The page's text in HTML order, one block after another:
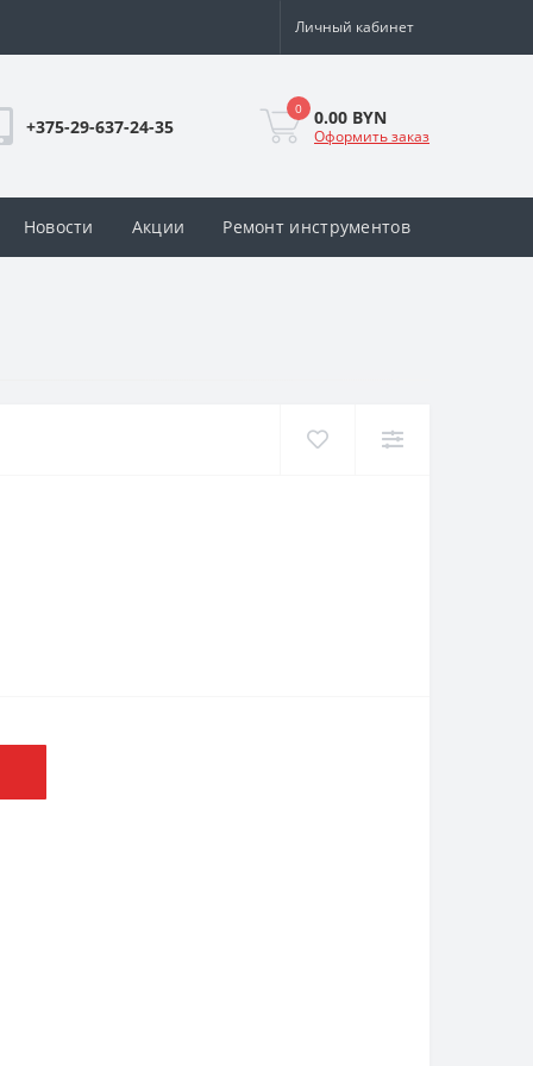
Личный кабинет
+375-29-637-24-35
0 0.00 BYN
Оформить заказ
Новости Акции Ремонт инструментов